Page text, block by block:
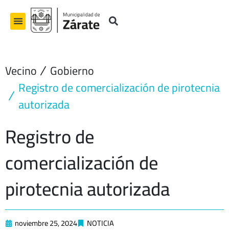
contenido
Vecino Gobierno
Registro de comercialización de pirotecnia
autorizada
Registro de
comercialización de
pirotecnia autorizada
noviembre 25, 2024 NOTICIA